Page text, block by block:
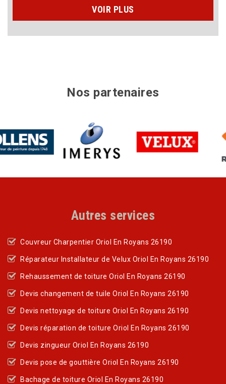
VOIR PLUS
Nos partenaires
Autres services
Couvreur Charpentier Oriol En Royans 26190
Réparateur Installateur de Velux Oriol En Royans 26190
Rehaussement de toiture Oriol En Royans 26190
Devis changement de tuile Oriol En Royans 26190
Devis nettoyage de toiture Oriol En Royans 26190
Devis réparation de toiture Oriol En Royans 26190
Devis zingueur Oriol En Royans 26190
Devis pose de gouttière Oriol En Royans 26190
Bachage de toiture Oriol En Royans 26190